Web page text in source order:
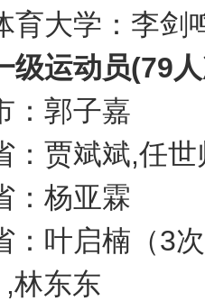
育大学：李剑
级运动员(79
：郭子嘉
：贾斌斌,任
：杨亚霖
：叶启楠（3
,林东东